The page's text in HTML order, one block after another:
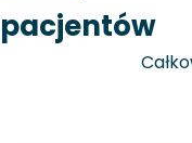
pacjentów